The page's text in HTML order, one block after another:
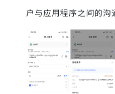
户与应用程序之间的沟